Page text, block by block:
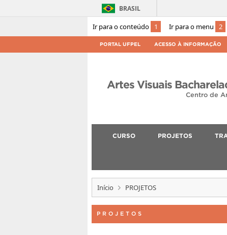
Ir para o conteúdo 1 Ir para o menu 2
BRASIL
PORTAL UFPEL ACESSO À INFORMAÇÃO
Artes Visuais
Centro de
CURSO PROJETOS
Início PROJETOS
PROJETOS